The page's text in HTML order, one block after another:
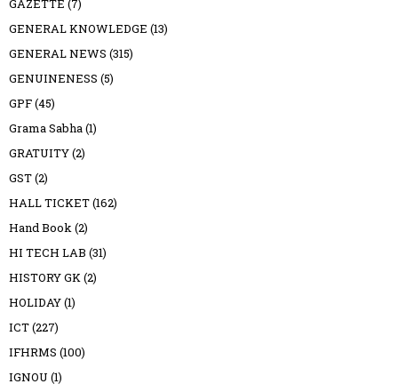
GAZETTE (7)
GENERAL KNOWLEDGE (13)
GENERAL NEWS (315)
GENUINENESS (5)
GPF(45)
Grama Sabha(1)
GRATUITY(2)
GST(2)
HALL TICKET(162)
Hand Book(2)
HI TECH LAB (31)
HISTORY GK(2)
HOLIDAY(1)
ICT(227)
IFHRMS (100)
IGNOU (1)